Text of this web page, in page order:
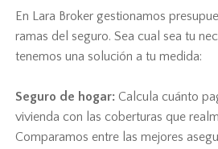
En Lara Broker gestionamos
ramas del seguro. Sea cual sea tu
tenemos una solución a tu medida:
Seguro de hogar: Calcula cuánto
vivienda con las coberturas que
Comparamos entre las mejores